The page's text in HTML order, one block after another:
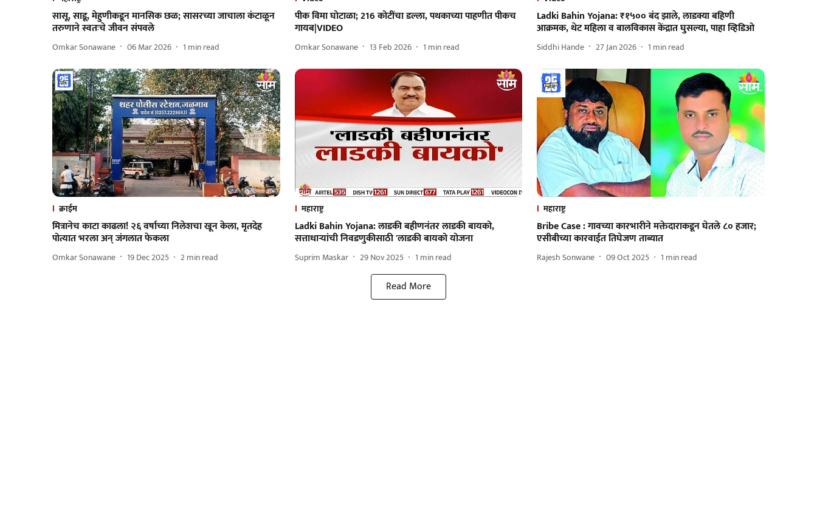
सासू, साडू, मेहुणीकडून मानसिक छळ; सासरच्या जाचाला कंटाळून
तरुणाने स्वतःचे जीवन संपवले
Omkar Sonawane 06 Mar 2026 1 min read
पीक विमा घोटाळा; 216 कोटींचा डल्ला, पथकाच्या पाहणीत पीकच
गायब|VIDEO
Omkar Sonawane 13 Feb 2026 1 min read
Ladki Bahin Yojana: ₹१५०० बंद झाले, लाडक्या बहिणी
आक्रमक, थेट महिला व बालविकास केंद्रात घुसल्या, पाहा व्हिडिओ
Siddhi Hande 27 Jan 2026 1 min read
क्राईम
मित्रानेच काटा काढला! २६ वर्षाच्या निलेशचा खून केला, मृतदेह
पोत्यात भरला अन् जंगलात फेकला
Omkar Sonawane 19 Dec 2025 2min read
महाराष्ट्र
Ladki Bahin Yojana: लाडकी बहीणनंतर लाडकी बायको,
सत्ताधाऱ्यांची निवडणुकीसाठी 'लाडकी बायको योजना
Suprim Maskar 29 Nov 2025 1 min read
महाराष्ट्र
Bribe Case : गावच्या कारभारीने मक्तेदाराकडून घेतले ८० हजार;
एसीबीच्या कारवाईत तिघेजण ताब्यात
Rajesh Sonwane 09 Oct 2025 1 min read
Read More